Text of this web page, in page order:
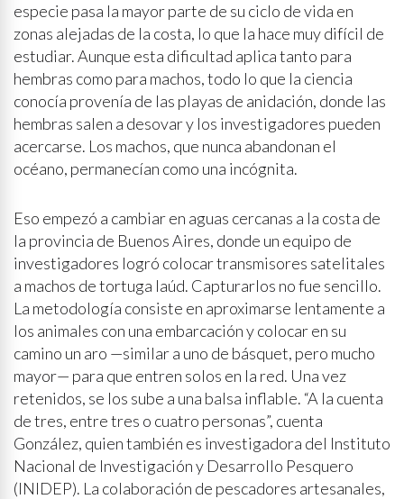
especie pasa la mayor parte de su ciclo de vida en
zonas alejadas de la costa, lo que la hace muy difícil de
estudiar. Aunque esta dificultad aplica tanto para
hembras como para machos, todo lo que la ciencia
conocía provenía de las playas de anidación, donde las
hembras salen a desovar y los investigadores pueden
acercarse. Los machos, que nunca abandonan el
océano, permanecían como una incógnita.
Eso empezó a cambiar en aguas cercanas a la costa de
la provincia de Buenos Aires, donde un equipo de
investigadores logró colocar transmisores satelitales
a machos de tortuga laúd. Capturarlos no fue sencillo.
La metodología consiste en aproximarse lentamente a
los animales con una embarcación y colocar en su
camino un aro —similar a uno de básquet, pero mucho
mayor— para que entren solos en la red. Una vez
retenidos, se los sube a una balsa inflable. “A la cuenta
de tres, entre tres o cuatro personas”, cuenta
González, quien también es investigadora del Instituto
Nacional de Investigación y Desarrollo Pesquero
(INIDEP). La colaboración de pescadores artesanales,